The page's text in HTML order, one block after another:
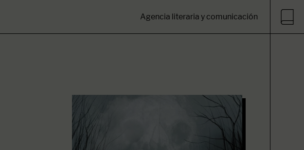
Agencia literaria y comunicación